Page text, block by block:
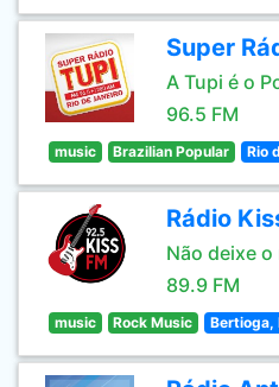
Super
A Tupi é o
96.5 FM
music Brazilian Popular Rio
Rádio
Não deixe
89.9 FM
music Rock Music Bertioga,